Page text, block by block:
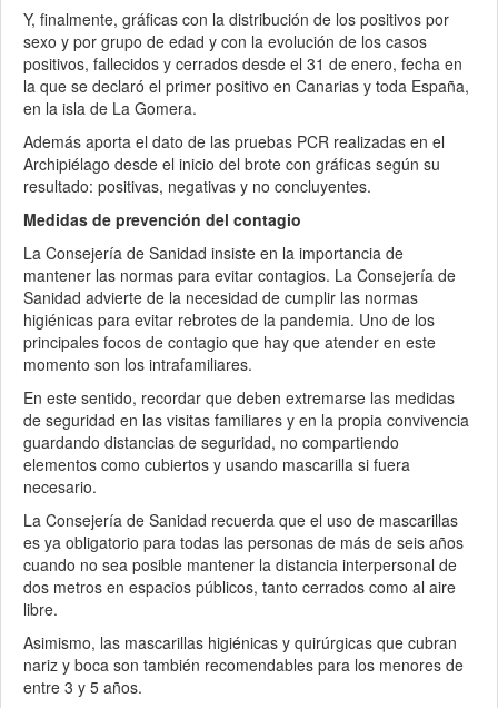
Y, finalmente, gráficas con la distribución de los positivos por
sexo y por grupo de edad y con la evolución de los casos
positivos, fallecidos y cerrados desde el 31 de enero, fecha en
la que se declaró el primer positivo en Canarias y toda España,
en la isla de La Gomera.
Además aporta el dato de las pruebas PCR realizadas en el
Archipiélago desde el inicio del brote con gráficas según su
resultado: positivas, negativas y no concluyentes.
Medidas de prevención del contagio
La Consejería de Sanidad insiste en la importancia de
mantener las normas para evitar contagios. La Consejería de
Sanidad advierte de la necesidad de cumplir las normas
higiénicas para evitar rebrotes de la pandemia. Uno de los
principales focos de contagio que hay que atender en este
momento son los intrafamiliares.
En este sentido, recordar que deben extremarse las medidas
de seguridad en las visitas familiares y en la propia convivencia
guardando distancias de seguridad, no compartiendo
elementos como cubiertos y usando mascarilla si fuera
necesario.
La Consejería de Sanidad recuerda que el uso de mascarillas
es ya obligatorio para todas las personas de más de seis años
cuando no sea posible mantener la distancia interpersonal de
dos metros en espacios públicos, tanto cerrados como al aire
libre.
Asimismo, las mascarillas higiénicas y quirúrgicas que cubran
nariz y boca son también recomendables para los menores de
entre 3 y 5 años.